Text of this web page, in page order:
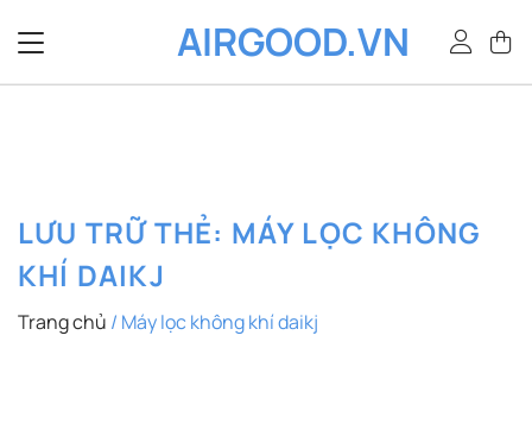
qua
dung
AIRGOOD.VN
LƯU TRỮ THẺ: MÁY LỌC KHÔNG
KHÍ DAIKJ
Trang chủ / Máy lọc không khí daikj